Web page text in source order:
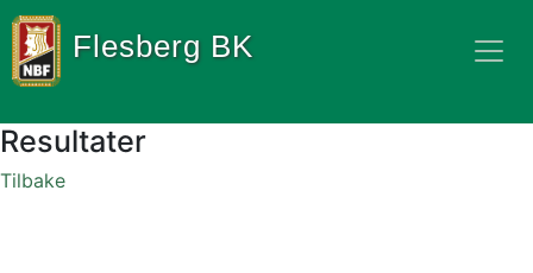
Flesberg BK
Resultater
Tilbake